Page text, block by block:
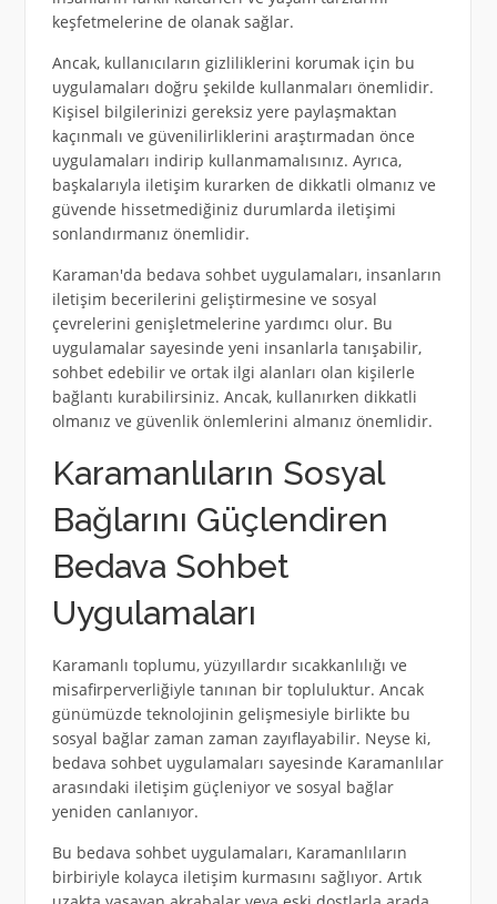
keşfetmelerine de olanak sağlar.
Ancak, kullanıcıların gizliliklerini korumak için bu
uygulamaları doğru şekilde kullanmaları önemlidir.
Kişisel bilgilerinizi gereksiz yere paylaşmaktan
kaçınmalı ve güvenilirliklerini araştırmadan önce
uygulamaları indirip kullanmamalısınız. Ayrıca,
başkalarıyla iletişim kurarken de dikkatli olmanız ve
güvende hissetmediğiniz durumlarda iletişimi
sonlandırmanız önemlidir.
Karaman'da bedava sohbet uygulamaları, insanların
iletişim becerilerini geliştirmesine ve sosyal
çevrelerini genişletmelerine yardımcı olur. Bu
uygulamalar sayesinde yeni insanlarla tanışabilir,
sohbet edebilir ve ortak ilgi alanları olan kişilerle
bağlantı kurabilirsiniz. Ancak, kullanırken dikkatli
olmanız ve güvenlik önlemlerini almanız önemlidir.
Karamanlıların Sosyal
Bağlarını Güçlendiren
Bedava Sohbet
Uygulamaları
Karamanlı toplumu, yüzyıllardır sıcakkanlılığı ve
misafirperverliğiyle tanınan bir topluluktur. Ancak
günümüzde teknolojinin gelişmesiyle birlikte bu
sosyal bağlar zaman zaman zayıflayabilir. Neyse ki,
bedava sohbet uygulamaları sayesinde Karamanlılar
arasındaki iletişim güçleniyor ve sosyal bağlar
yeniden canlanıyor.
Bu bedava sohbet uygulamaları, Karamanlıların
birbiriyle kolayca iletişim kurmasını sağlıyor. Artık